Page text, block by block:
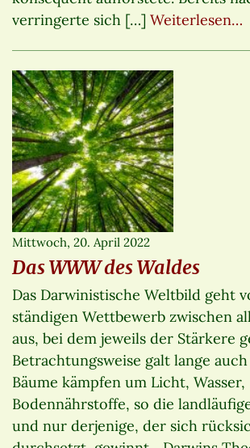
verringerte sich […] Weiterlesen…
Mittwoch, 20. April 2022
Das WWW des Waldes
Das Darwinistische Weltbild geht
ständigen Wettbewerb zwischen
aus, bei dem jeweils der Stärkere
Betrachtungsweise galt lange
Bäume kämpfen um Licht, Wasser,
Bodennährstoffe, so die
und nur derjenige, der sich